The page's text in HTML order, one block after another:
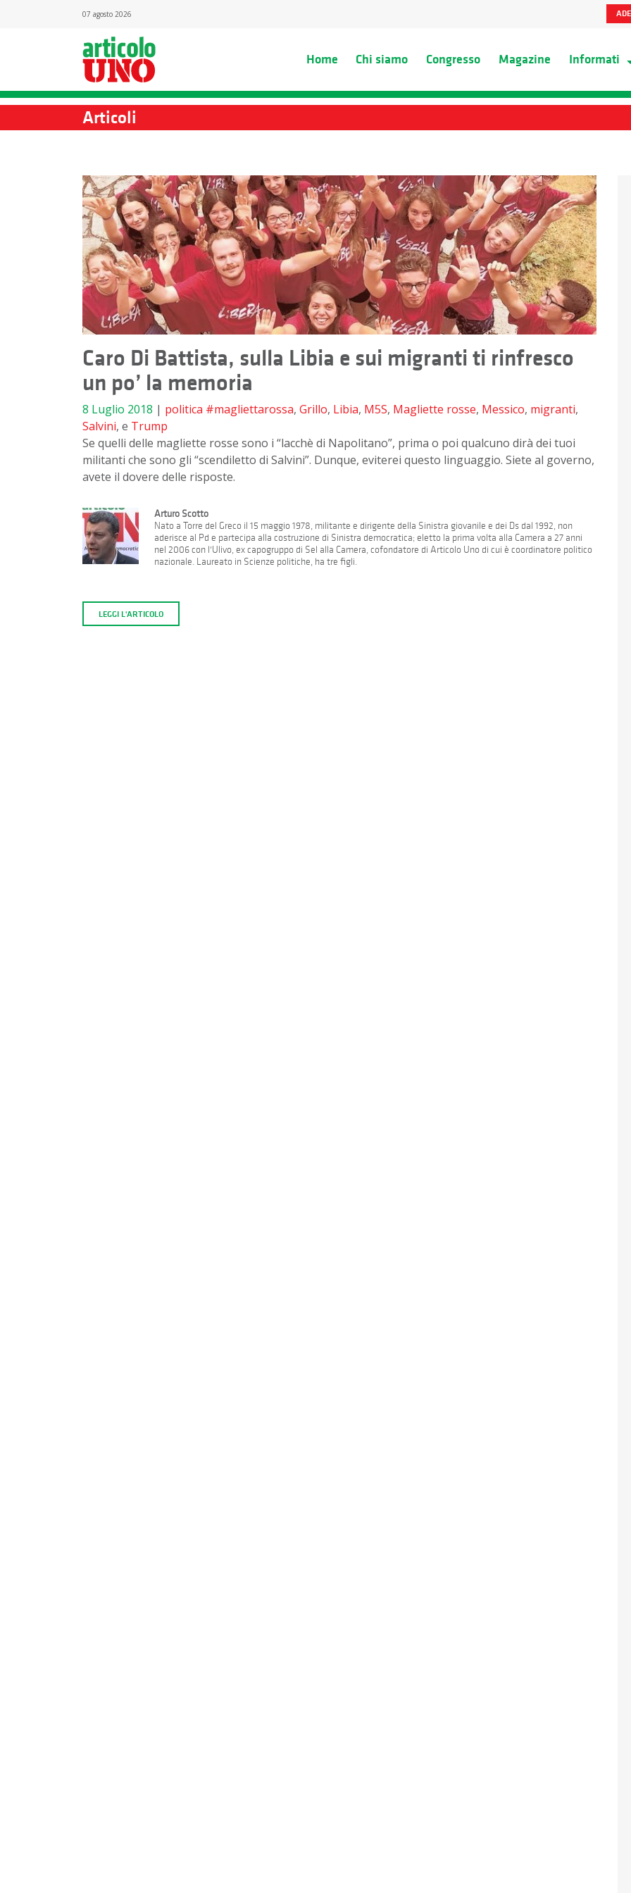
07 agosto 2026
Home Chi siamo Congresso Magazine Informati
Articoli
Caro Di Battista, sulla Libia e sui migranti ti rinfresco
un po’ la memoria
8 Luglio 2018 | politica #magliettarossa, Grillo, Libia, M5S, Magliette rosse, Messico, migranti,
Salvini, e Trump
Se quelli delle magliette rosse sono i “lacchè di Napolitano”, prima o poi qualcuno dirà dei tuoi
militanti che sono gli “scendiletto di Salvini”. Dunque, eviterei questo linguaggio. Siete al governo,
avete il dovere delle risposte.
Arturo Scotto
Nato a Torre del Greco il 15 maggio 1978, militante e dirigente della Sinistra giovanile e dei Ds dal 1992, non
aderisce al Pd e partecipa alla costruzione di Sinistra democratica; eletto la prima volta alla Camera a 27 anni
nel 2006 con l'Ulivo, ex capogruppo di Sel alla Camera, cofondatore di Articolo Uno di cui è coordinatore politico
nazionale. Laureato in Scienze politiche, ha tre figli.
LEGGI L'ARTICOLO